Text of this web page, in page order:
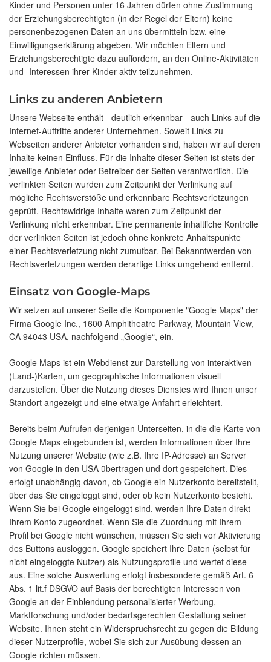
Kinder und Personen unter 16 Jahren dürfen ohne Zustimmung
der Erziehungsberechtigten (in der Regel der Eltern) keine
personenbezogenen Daten an uns übermitteln bzw. eine
Einwilligungserklärung abgeben. Wir möchten Eltern und
Erziehungsberechtigte dazu auffordern, an den Online-Aktivitäten
und -Interessen ihrer Kinder aktiv teilzunehmen.
Links zu anderen Anbietern
Unsere Webseite enthält - deutlich erkennbar - auch Links auf die
Internet-Auftritte anderer Unternehmen. Soweit Links zu
Webseiten anderer Anbieter vorhanden sind, haben wir auf deren
Inhalte keinen Einfluss. Für die Inhalte dieser Seiten ist stets der
jeweilige Anbieter oder Betreiber der Seiten verantwortlich. Die
verlinkten Seiten wurden zum Zeitpunkt der Verlinkung auf
mögliche Rechtsverstöße und erkennbare Rechtsverletzungen
geprüft. Rechtswidrige Inhalte waren zum Zeitpunkt der
Verlinkung nicht erkennbar. Eine permanente inhaltliche Kontrolle
der verlinkten Seiten ist jedoch ohne konkrete Anhaltspunkte
einer Rechtsverletzung nicht zumutbar. Bei Bekanntwerden von
Rechtsverletzungen werden derartige Links umgehend entfernt.
Einsatz von Google-Maps
Wir setzen auf unserer Seite die Komponente "Google Maps" der
Firma Google Inc., 1600 Amphitheatre Parkway, Mountain View,
CA 94043 USA, nachfolgend „Google“, ein.
Google Maps ist ein Webdienst zur Darstellung von interaktiven
(Land-)Karten, um geographische Informationen visuell
darzustellen. Über die Nutzung dieses Dienstes wird Ihnen unser
Standort angezeigt und eine etwaige Anfahrt erleichtert.
Bereits beim Aufrufen derjenigen Unterseiten, in die die Karte von
Google Maps eingebunden ist, werden Informationen über Ihre
Nutzung unserer Website (wie z.B. Ihre IP-Adresse) an Server
von Google in den USA übertragen und dort gespeichert. Dies
erfolgt unabhängig davon, ob Google ein Nutzerkonto bereitstellt,
über das Sie eingeloggt sind, oder ob kein Nutzerkonto besteht.
Wenn Sie bei Google eingeloggt sind, werden Ihre Daten direkt
Ihrem Konto zugeordnet. Wenn Sie die Zuordnung mit Ihrem
Profil bei Google nicht wünschen, müssen Sie sich vor Aktivierung
des Buttons ausloggen. Google speichert Ihre Daten (selbst für
nicht eingeloggte Nutzer) als Nutzungsprofile und wertet diese
aus. Eine solche Auswertung erfolgt insbesondere gemäß Art. 6
Abs. 1 lit.f DSGVO auf Basis der berechtigten Interessen von
Google an der Einblendung personalisierter Werbung,
Marktforschung und/oder bedarfsgerechten Gestaltung seiner
Website. Ihnen steht ein Widerspruchsrecht zu gegen die Bildung
dieser Nutzerprofile, wobei Sie sich zur Ausübung dessen an
Google richten müssen.